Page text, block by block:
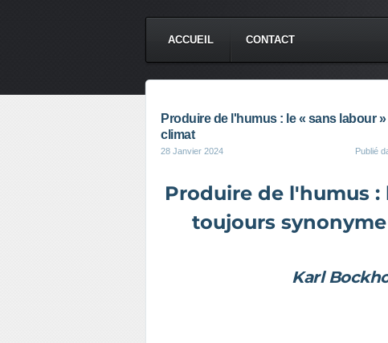
ACCUEIL CONTACT
Produire de l'humus : le « sans labour
climat
28 Janvier 2024 Publié
Produire de l'humus :
toujours
Karl